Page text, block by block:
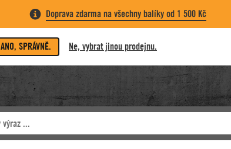
Doprava zdarma na všechny balíky od 1 500 Kč
ANO, SPRÁVNĚ. Ne, vybrat jinou prodejnu.